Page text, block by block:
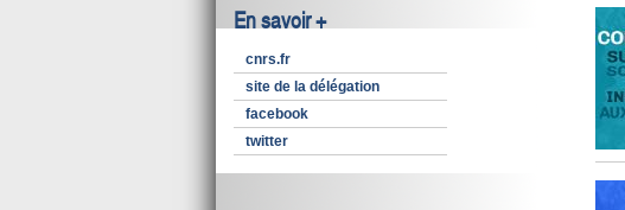
En savoir +
cnrs.fr
site de la délégation
facebook
twitter